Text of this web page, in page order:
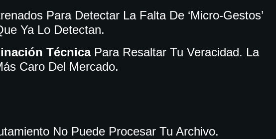
Para Detectar La Falta De ‘micro-Gestos’
Ya Lo Detectan.
TécnicaPara Resaltar Tu Veracidad. La
Caro Del Mercado.
No Puede Procesar Tu Archivo.